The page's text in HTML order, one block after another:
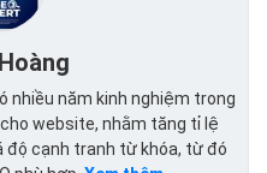
nhiều năm kinh nghiệm trong
website, nhằm tăng tỉ lệ
độ cạnh tranh từ khóa, từ đó